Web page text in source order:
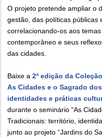
O projeto pretende ampliar o
gestão, das políticas públicas
correlacionando-os aos
contemporâneo e seus
das cidades.
Baixe a 2ª edição da
As Cidades e o Sagrado
identidades e práticas
durante o seminário “As
Tradicionais: território,
junto ao projeto “Jardins do